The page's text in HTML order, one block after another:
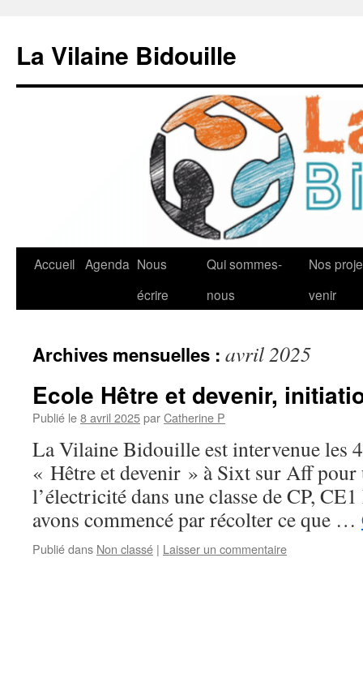
contenu
La Vilaine Bidouille
Accueil Agenda Nous
écrire
Qui sommes-
nous
Nos
venir
Archives mensuelles : avril 2025
Ecole Hêtre et devenir,
Publié le8 avril 2025parCatherine P
La Vilaine Bidouille est intervenue les
« Hêtre et devenir » à Sixt sur Aff
l’électricité dans une classe de CP,
avons commencé par récolter ce que …
Publié dans Non classé | Laisser un commentaire